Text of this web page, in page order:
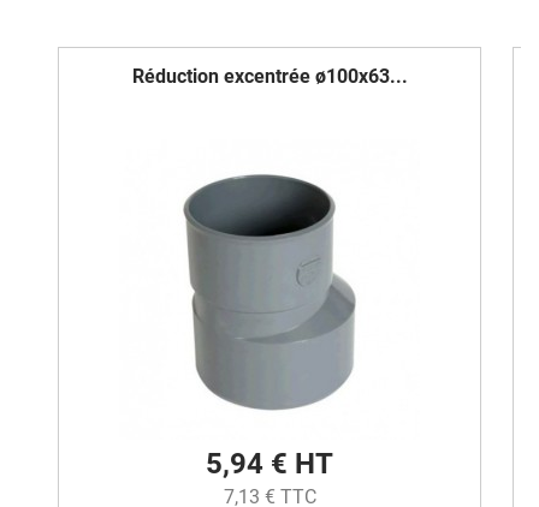
Réduction excentrée ø100x63...
5,94 € HT
7,13 € TTC